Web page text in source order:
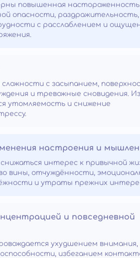
повышенная
опасности, раздражительность,
с расслаблением и
с засыпанием,
и тревожные сновидения.
утомляемость и снижение
настроения и
интерес к привычной
вины, отчуждённости,
и утраты прежних
и повседневной
ухудшением внимания,
избеганием